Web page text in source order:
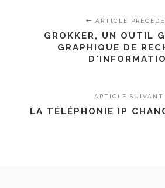
ARTICLE
GROKKER, UN OUTIL
GRAPHIQUE DE
ARTICLE
LA TÉLÉPHONIE IP